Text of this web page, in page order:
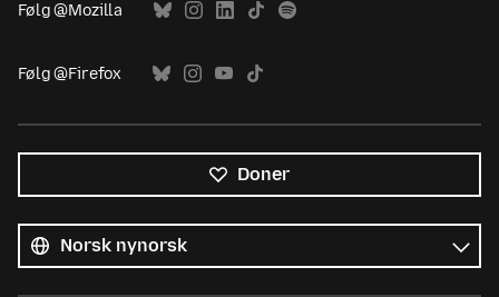
Følg @Mozilla
Følg @Firefox
Doner
språk
Språk